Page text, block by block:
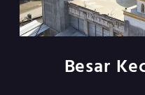
Besar